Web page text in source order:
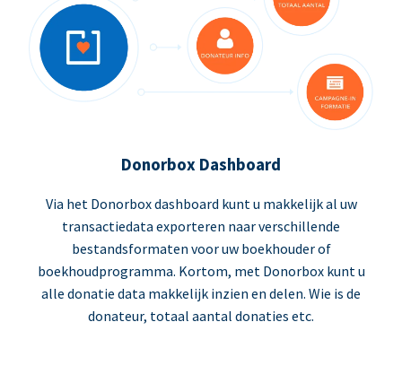
Donorbox Dashboard
Via het Donorbox dashboard kunt u makkelijk al uw
transactiedata exporteren naar verschillende
bestandsformaten voor uw boekhouder of
boekhoudprogramma. Kortom, met Donorbox kunt u
alle donatie data makkelijk inzien en delen. Wie is de
donateur, totaal aantal donaties etc.